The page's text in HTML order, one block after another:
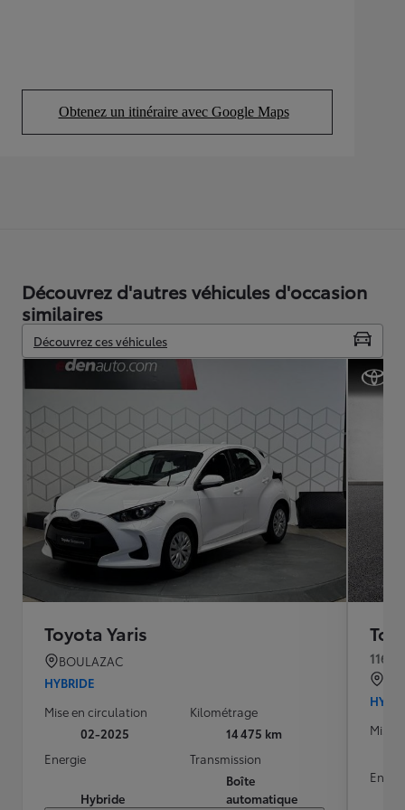
Obtenez un itinéraire avec Google Maps
(Opens in new tab)
Découvrez d'autres véhicules d'occasion
similaires
Découvrez ces véhicules
Toyota Yaris
BOULAZAC
HYBRIDE
Mise en circulation
02-2025
Kilométrage
14 475 km
Energie
Hybride
Transmission
Boîte
automatique
116h
Mise